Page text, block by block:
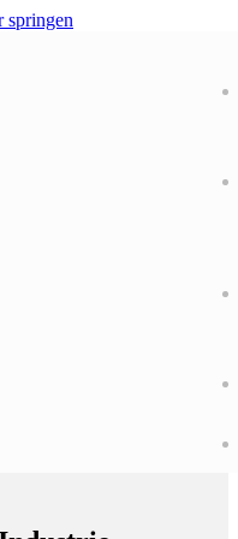
springen